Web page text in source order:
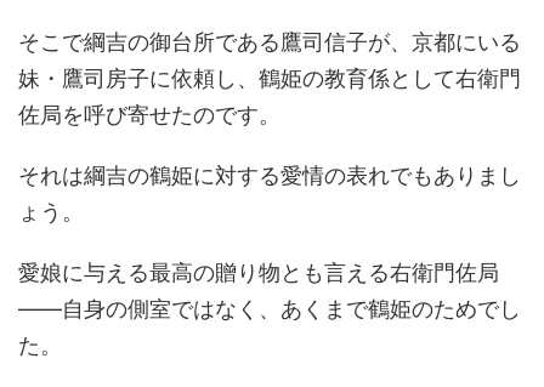
そこで綱吉の御台所である鷹司信子が、京都にいる
妹・鷹司房子に依頼し、鶴姫の教育係として右衛門
佐局を呼び寄せたのです。
それは綱吉の鶴姫に対する愛情の表れでもありまし
ょう。
愛娘に与える最高の贈り物とも言える右衛門佐局
――自身の側室ではなく、あくまで鶴姫のためでし
た。